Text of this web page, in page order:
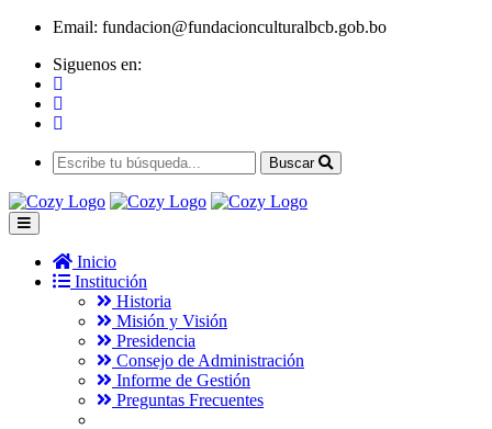
Email: fundacion@fundacionculturalbcb.gob.bo
Siguenos en:
Buscar
Inicio
Institución
Historia
Misión y Visión
Presidencia
Consejo de Administración
Informe de Gestión
Preguntas Frecuentes